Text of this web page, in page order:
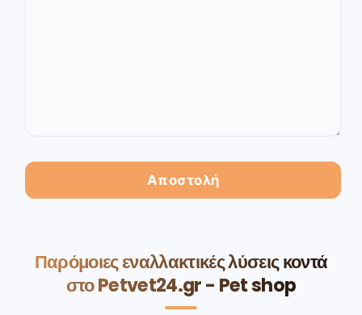
Παρόμοιες εναλλακτικές λύσεις κοντά
στο Petvet24.gr - Pet shop